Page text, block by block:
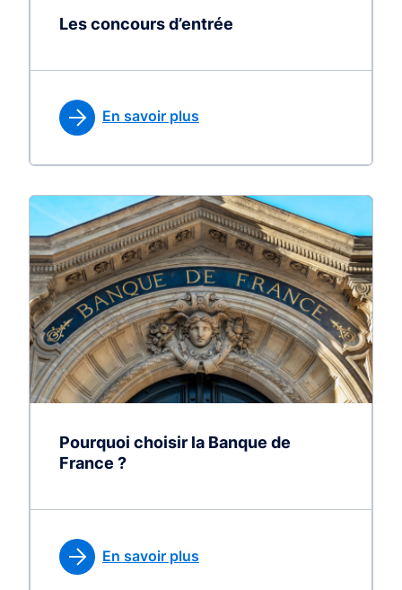
Les concours d’entrée
En savoir plus
Pourquoi choisir la Banque de
France ?
En savoir plus